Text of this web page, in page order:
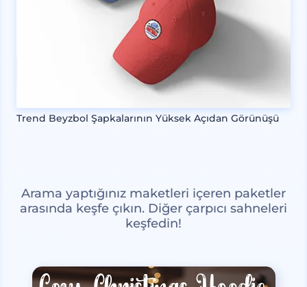
Trend Beyzbol Şapkalarının Yüksek Açıdan Görünüşü
Arama yaptığınız maketleri içeren paketler
arasında keşfe çıkın. Diğer çarpıcı sahneleri
keşfedin!